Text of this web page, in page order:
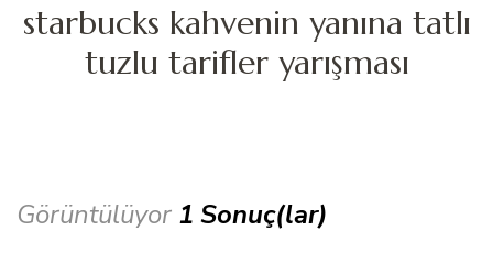
starbucks kahvenin yanına tatlı
tuzlu tarifler yarışması
Görüntülüyor 1 Sonuç(lar)